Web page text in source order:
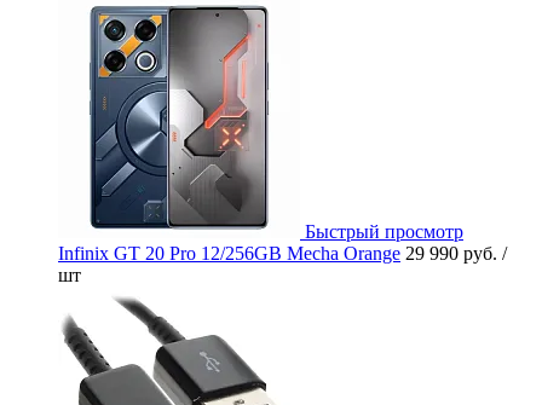
Быстрый просмотр
Infinix GT 20 Pro 12/256GB Mecha Orange 29 990 руб. /
шт